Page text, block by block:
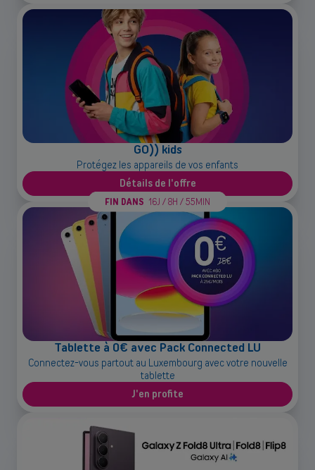
Indépendants et PMEs
Solutions de téléphonie mobile, fibre, centrale téléphonique et bien
plus encore pour les indépendants et la petite et moyenne entreprise.
Découvrir nos services
OU
Grandes entreprises
Vous cherchez des solutions pour les grandes entreprises ? Laissez-
vous conseiller par l'un de nos experts commerciaux lors d'un rendez-
vous dédié.
Contacter un conseiller
GO)) kids
Protégez les appareils de vos enfants
Détails de l'offre
FIN DANS 16J / 8H / 55MIN
Tablette à 0€ avec Pack Connected LU
Connectez-vous partout au Luxembourg avec votre nouvelle
tablette
J'en profite